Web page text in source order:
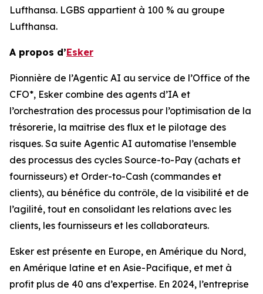
Lufthansa. LGBS appartient à 100 % au groupe
Lufthansa.
A propos d’Esker
Pionnière de l’Agentic AI au service de l’Office of the
CFO*, Esker combine des agents d’IA et
l’orchestration des processus pour l’optimisation de la
trésorerie, la maîtrise des flux et le pilotage des
risques. Sa suite Agentic AI automatise l’ensemble
des processus des cycles Source-to-Pay (achats et
fournisseurs) et Order-to-Cash (commandes et
clients), au bénéfice du contrôle, de la visibilité et de
l’agilité, tout en consolidant les relations avec les
clients, les fournisseurs et les collaborateurs.
Esker est présente en Europe, en Amérique du Nord,
en Amérique latine et en Asie-Pacifique, et met à
profit plus de 40 ans d’expertise. En 2024, l’entreprise